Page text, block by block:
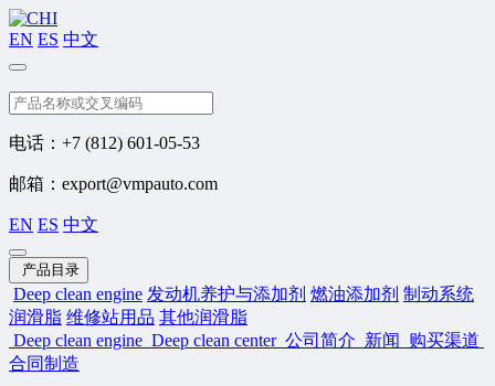
EN ES 中文
搜索
电话：+7 (812) 601-05-53
邮箱：export@vmpauto.com
EN ES 中文
产品目录
Deep clean engine 发动机养护与添加剂 燃油添加剂 制动系统
润滑脂 维修站用品 其他润滑脂
Deep clean engine Deep clean center 公司简介 新闻
购买渠道
合同制造